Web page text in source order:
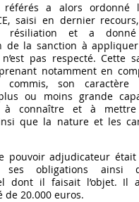
référés a alors ordonné
saisi en dernier
résiliation et a
de la sanction à
pas respecté. Cette
notamment en
commis, son
ou moins grande
à connaître et à
que la nature et les
pouvoir adjudicateur
ses obligations ainsi
dont il faisait l’objet. Il
de 20.000 euros.